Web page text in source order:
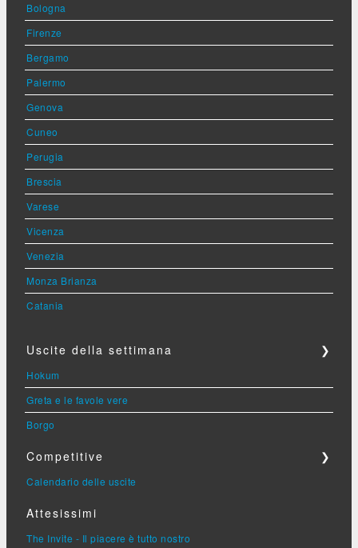
Bologna
Firenze
Bergamo
Palermo
Genova
Cuneo
Perugia
Brescia
Varese
Vicenza
Venezia
Monza Brianza
Catania
Uscite della settimana ❯
Hokum
Greta e le favole vere
Borgo
Competitive ❯
Calendario delle uscite
Attesissimi
The Invite - Il piacere è tutto nostro